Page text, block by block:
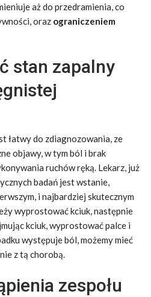
aż do przedramienia, co
oraz ograniczeniem
stan zapalny
łatwy do zdiagnozowania, ze
objawy, w tym ból i brak
ruchów ręką. Lekarz, już
badań jest wstanie,
i najbardziej skutecznym
wyprostować kciuk, następnie
kciuk, wyprostować palce i
występuje ból, możemy mieć
z tą chorobą.
zespołu